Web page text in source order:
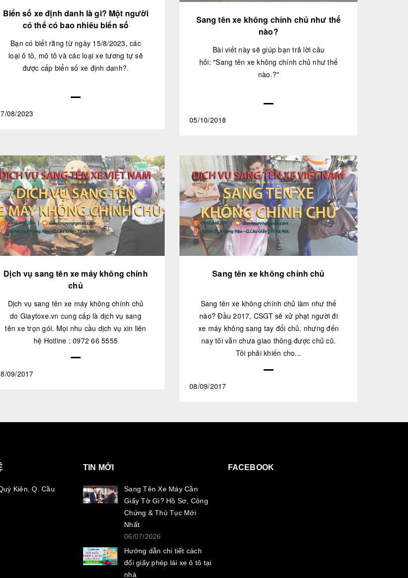
Biển số xe định danh là gì? Một người
có thể có bao nhiêu biển số
Bạn có biết rằng từ ngày 15/8/2023, các
loại ô tô, mô tô và các loại xe tương tự sẽ
được cấp biển số xe định danh?.
08/2023
Sang tên xe không chính chủ như thế
nào?
Bài viết này sẽ giúp bạn trả lời câu
hỏi: "Sang tên xe không chính chủ như thế
nào.?"
05/10/2018
Dịch vụ sang tên xe máy không chính
chủ
Dịch vụ sang tên xe máy không chính chủ
do Giaytoxe.vn cung cấp là dịch vụ sang
tên xe trọn gói. Mọi nhu cầu dịch vụ xin liên
hệ Hotline : 0972 66 5555
09/2017
Sang tên xe không chính chủ
Sang tên xe không chính chủ làm như thế
nào? Đầu 2017, CSGT sẽ xử phạt người đi
xe máy không sang tay đổi chủ, nhưng đến
nay tôi vẫn chưa giao thông được chủ cũ.
Tôi phải khiến cho...
08/09/2017
Kiên, Q. Cầu
TIN MỚI
Sang Tên Xe Máy Cần
Giấy Tờ Gì? Hồ Sơ, Công
Chứng & Thủ Tục Mới
Nhất
06/07/2026
Hướng dẫn chi tiết cách
đổi giấy phép lái xe ô tô tại
nhà
FACEBOOK